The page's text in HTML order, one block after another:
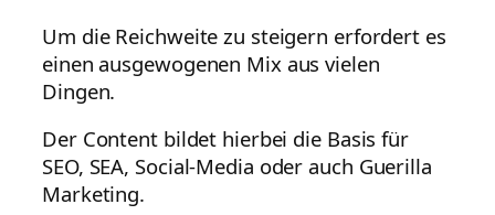
Um die Reichweite zu steigern erfordert es
einen ausgewogenen Mix aus vielen
Dingen.
Der Content bildet hierbei die Basis für
SEO, SEA, Social-Media oder auch Guerilla
Marketing.